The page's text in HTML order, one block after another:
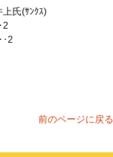
氏(ｻﾝｸｽ)
前のページに戻る